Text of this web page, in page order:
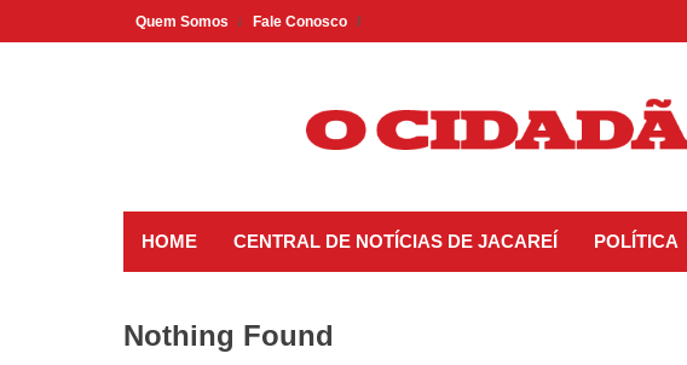
to
Quem Somos Fale Conosco
HOME CENTRAL DE NOTÍCIAS DE JACAREÍ POLÍTICA
Nothing Found